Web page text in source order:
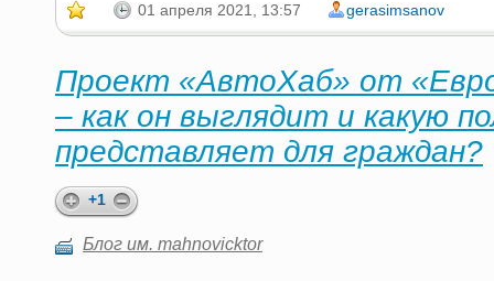
01 апреля 2021, 13:57 gerasimsanov
Проект «АвтоХаб» от
– как он выглядит и какую
представляет для граждан?
+1
Блог им. mahnovicktor